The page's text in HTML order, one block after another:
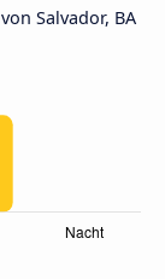
Salvador, BA